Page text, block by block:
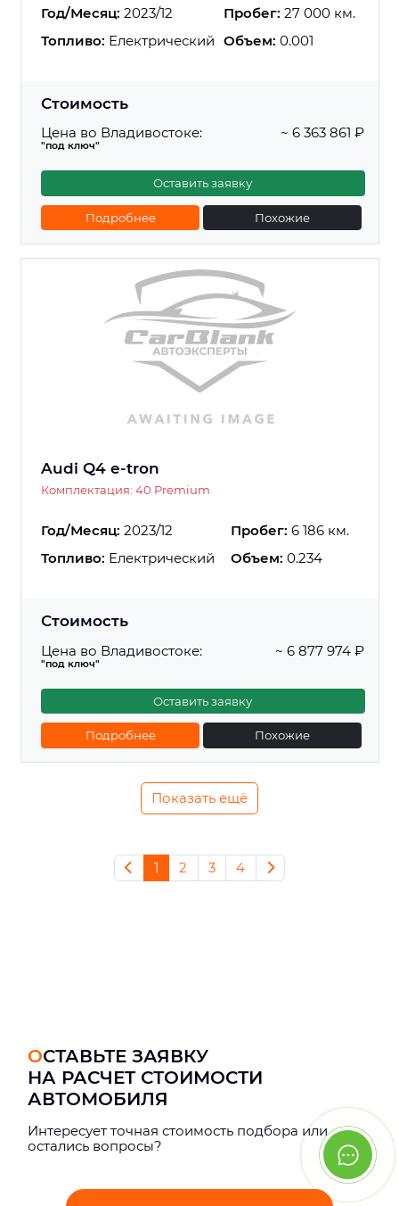
Год/Месяц: 2023/12 Пробег: 27 000 км.
Топливо: Електрический Объем: 0.001
Стоимость
Цена во Владивостоке:
"под ключ"
~ 6 363 861 ₽
Оставить заявку
Подробнее Похожие
Audi Q4 e-tron
Комплектация: 40 Premium
Год/Месяц: 2023/12 Пробег: 6 186 км.
Топливо: Електрический Объем: 0.234
Стоимость
Цена во Владивостоке:
"под ключ"
~ 6 877 974 ₽
Оставить заявку
Подробнее Похожие
Показать ещё
1 2 3 4
ОСТАВЬТЕ ЗАЯВКУ
НА РАСЧЕТ СТОИМОСТИ
АВТОМОБИЛЯ
Интерeсует точная стоимость подбора или
остались вопросы?